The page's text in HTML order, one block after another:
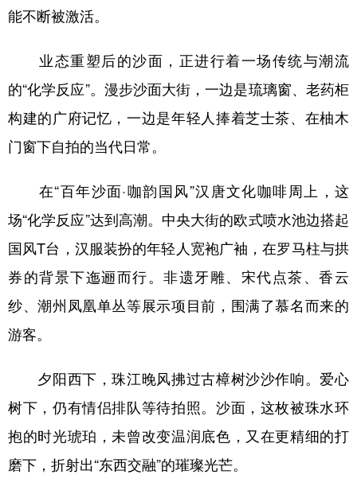
能不断被激活。
业态重塑后的沙面，正进行着一场传统与潮流
的“化学反应”。漫步沙面大街，一边是琉璃窗、老药柜
构建的广府记忆，一边是年轻人捧着芝士茶、在柚木
门窗下自拍的当代日常。
在“百年沙面·咖韵国风”汉唐文化咖啡周上，这
场“化学反应”达到高潮。中央大街的欧式喷水池边搭起
国风T台，汉服装扮的年轻人宽袍广袖，在罗马柱与拱
券的背景下迤逦而行。非遗牙雕、宋代点茶、香云
纱、潮州凤凰单丛等展示项目前，围满了慕名而来的
游客。
夕阳西下，珠江晚风拂过古樟树沙沙作响。爱心
树下，仍有情侣排队等待拍照。沙面，这枚被珠水环
抱的时光琥珀，未曾改变温润底色，又在更精细的打
磨下，折射出“东西交融”的璀璨光芒。